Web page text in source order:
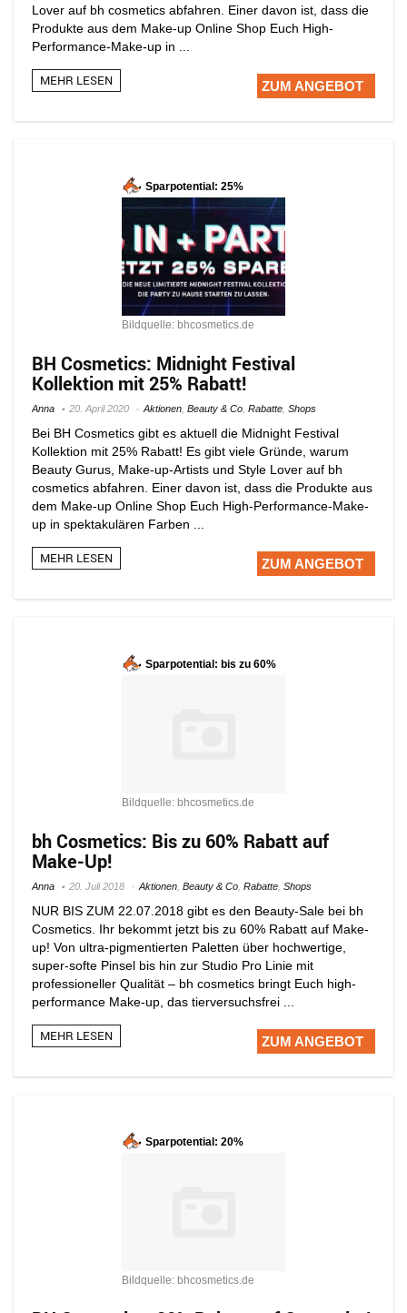
Lover auf bh cosmetics abfahren. Einer davon ist, dass die
Produkte aus dem Make-up Online Shop Euch High-
Performance-Make-up in ...
MEHR LESEN ZUM ANGEBOT
Sparpotential: 25%
Bildquelle: bhcosmetics.de
BH Cosmetics: Midnight Festival
Kollektion mit 25% Rabatt!
Anna 20. April 2020 Aktionen Beauty & Co Rabatte Shops
Bei BH Cosmetics gibt es aktuell die Midnight Festival
Kollektion mit 25% Rabatt! Es gibt viele Gründe, warum
Beauty Gurus, Make-up-Artists und Style Lover auf bh
cosmetics abfahren. Einer davon ist, dass die Produkte aus
dem Make-up Online Shop Euch High-Performance-Make-
up in spektakulären Farben ...
MEHR LESEN ZUM ANGEBOT
Sparpotential: bis zu 60%
Bildquelle: bhcosmetics.de
bh Cosmetics: Bis zu 60% Rabatt auf
Make-Up!
Anna 20. Juli 2018 Aktionen Beauty & Co Rabatte Shops
NUR BIS ZUM 22.07.2018 gibt es den Beauty-Sale bei bh
Cosmetics. Ihr bekommt jetzt bis zu 60% Rabatt auf Make-
up! Von ultra-pigmentierten Paletten über hochwertige,
super-softe Pinsel bis hin zur Studio Pro Linie mit
professioneller Qualität – bh cosmetics bringt Euch high-
performance Make-up, das tierversuchsfrei ...
MEHR LESEN ZUM ANGEBOT
Sparpotential: 20%
Bildquelle: bhcosmetics.de